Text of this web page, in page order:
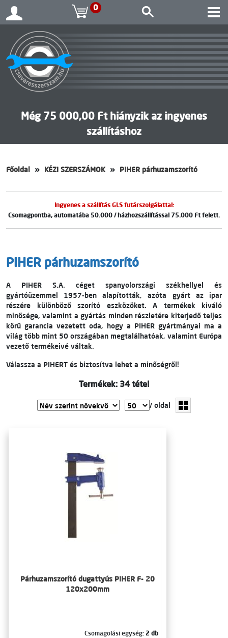
0
Még 75 000,00 Ft hiányzik az ingyenes
szállításhoz
Főoldal KÉZI SZERSZÁMOK PIHER párhuzamszorító
Ingyenes a szállítás GLS futárszolgálattal:
Csomagpontba, automatába 50.000 / házhozszállítással 75.000 Ft felett.
PIHER párhuzamszorító
A PIHER S.A. céget spanyolországi székhellyel és
gyártóüzemmel 1957-ben alapították, azóta gyárt az ipar
részére különböző szorító eszközöket. A termékek kiváló
minősége, valamint a gyártás minden részletére kiterjedő teljes
körű garancia vezetett oda, hogy a PIHER gyártmányai ma a
világ több mint 50 országában megtalálhatóak, valamint Európa
vezető termékeivé váltak.
Válassza a PIHERT és biztosítva lehet a minőségről!
Termékek: 34 tétel
/ oldal
Párhuzamszorító dugattyús PIHER F- 20
120x200mm
Csomagolási egység: 2 db